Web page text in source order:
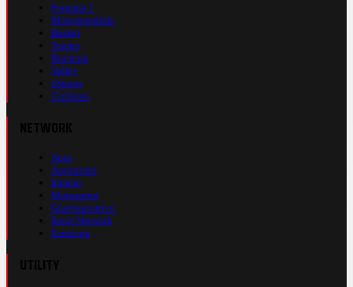
Formula 1
Motomondiale
Basket
Tennis
Running
Volley
eSports
Ciclismo
Auto
Autosprint
Inmoto
Motosprint
Guerinsportivo
Sport Network
Fantacup